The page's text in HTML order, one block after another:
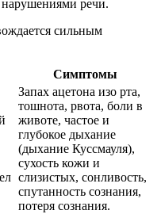
нарушениями речи.
Симптомы
Запах ацетона изо рта,
тошнота, рвота, боли в
животе, частое и
глубокое дыхание
(дыхание Куссмауля),
сухость кожи и
слизистых, сонливость,
спутанность сознания,
потеря сознания.